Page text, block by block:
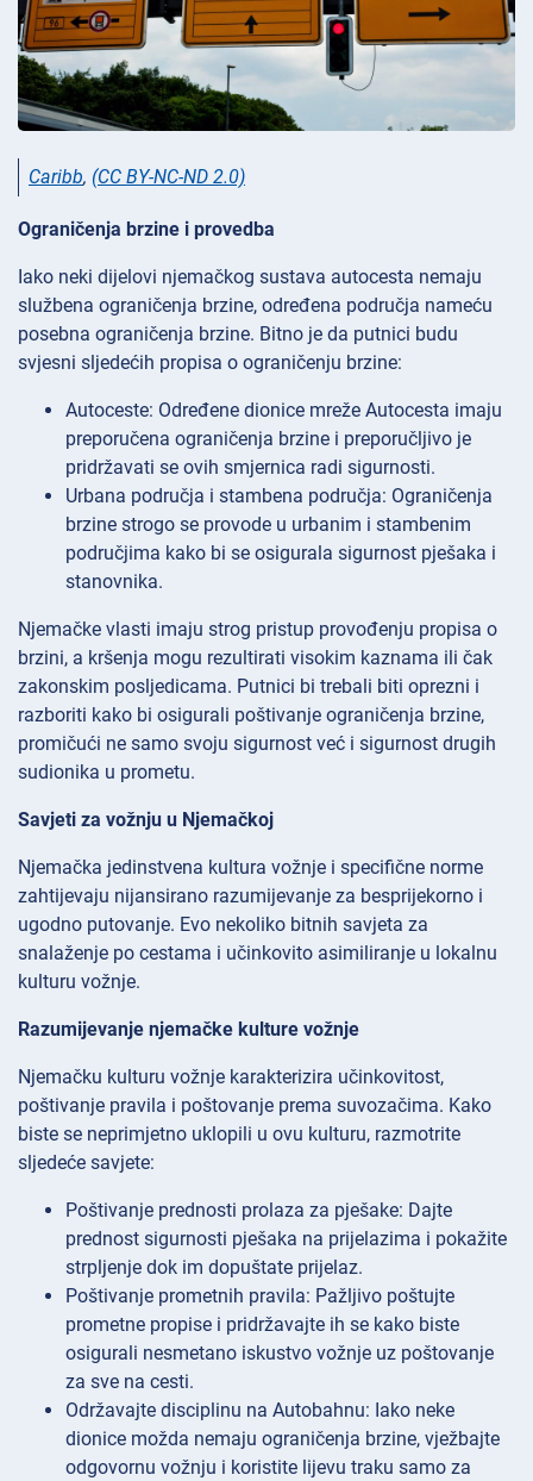
Caribb, (CC BY-NC-ND 2.0)
Ograničenja brzine i provedba
Iako neki dijelovi njemačkog sustava autocesta nemaju
službena ograničenja brzine, određena područja nameću
posebna ograničenja brzine. Bitno je da putnici budu
svjesni sljedećih propisa o ograničenju brzine:
Autoceste: Određene dionice mreže Autocesta imaju
preporučena ograničenja brzine i preporučljivo je
pridržavati se ovih smjernica radi sigurnosti.
Urbana područja i stambena područja: Ograničenja
brzine strogo se provode u urbanim i stambenim
područjima kako bi se osigurala sigurnost pješaka i
stanovnika.
Njemačke vlasti imaju strog pristup provođenju propisa o
brzini, a kršenja mogu rezultirati visokim kaznama ili čak
zakonskim posljedicama. Putnici bi trebali biti oprezni i
razboriti kako bi osigurali poštivanje ograničenja brzine,
promičući ne samo svoju sigurnost već i sigurnost drugih
sudionika u prometu.
Savjeti za vožnju u Njemačkoj
Njemačka jedinstvena kultura vožnje i specifične norme
zahtijevaju nijansirano razumijevanje za besprijekorno i
ugodno putovanje. Evo nekoliko bitnih savjeta za
snalaženje po cestama i učinkovito asimiliranje u lokalnu
kulturu vožnje.
Razumijevanje njemačke kulture vožnje
Njemačku kulturu vožnje karakterizira učinkovitost,
poštivanje pravila i poštovanje prema suvozačima. Kako
biste se neprimjetno uklopili u ovu kulturu, razmotrite
sljedeće savjete:
Poštivanje prednosti prolaza za pješake: Dajte
prednost sigurnosti pješaka na prijelazima i pokažite
strpljenje dok im dopuštate prijelaz.
Poštivanje prometnih pravila: Pažljivo poštujte
prometne propise i pridržavajte ih se kako biste
osigurali nesmetano iskustvo vožnje uz poštovanje
za sve na cesti.
Održavajte disciplinu na Autobahnu: Iako neke
dionice možda nemaju ograničenja brzine, vježbajte
odgovornu vožnju i koristite lijevu traku samo za